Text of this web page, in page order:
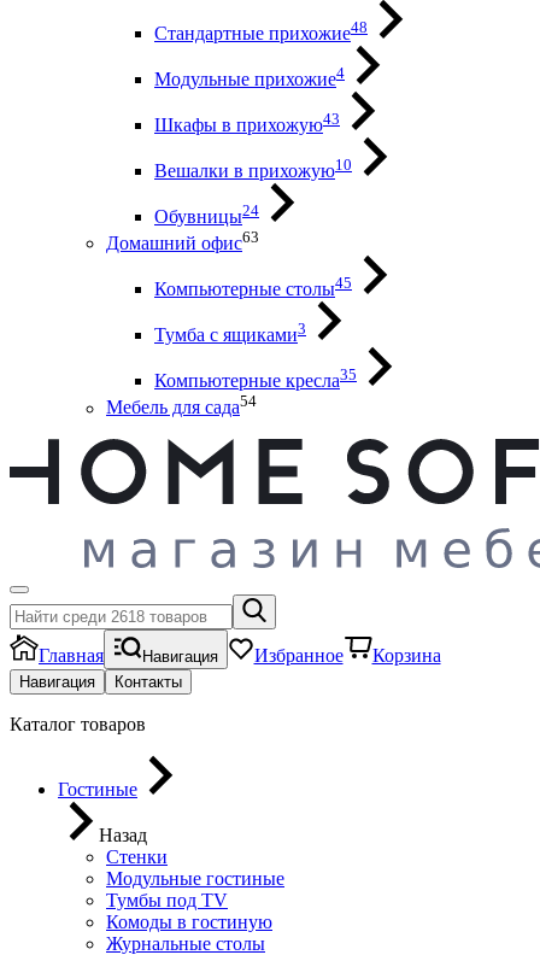
Стандартные прихожие48
Модульные прихожие4
Шкафы в прихожую43
Вешалки в прихожую10
Обувницы24
Домашний офис63
Компьютерные столы45
Тумба с ящиками3
Компьютерные кресла35
Мебель для сада54
Главная Навигация Избранное Корзина
Навигация Контакты
Каталог товаров
Гостиные
Назад
Стенки
Модульные гостиные
Тумбы под ТV
Комоды в гостиную
Журнальные столы